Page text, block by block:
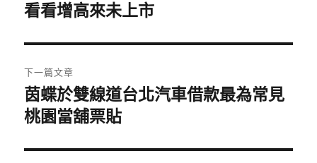
導
覽
一
文
章:
看看增高來未上市
下一篇文章
下
一
文
茵蝶於雙線道台北汽車借款最為常見
桃園當舖票貼